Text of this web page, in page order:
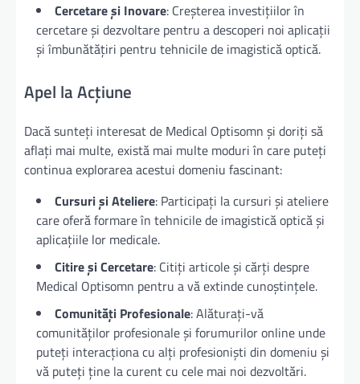
Cercetare și Inovare: Creșterea investițiilor în
cercetare și dezvoltare pentru a descoperi noi aplicații
și îmbunătățiri pentru tehnicile de imagistică optică.
Apel la Acțiune
Dacă sunteți interesat de Medical Optisomn și doriți să
aflați mai multe, există mai multe moduri în care puteți
continua explorarea acestui domeniu fascinant:
Cursuri și Ateliere: Participați la cursuri și ateliere
care oferă formare în tehnicile de imagistică optică și
aplicațiile lor medicale.
Citire și Cercetare: Citiți articole și cărți despre
Medical Optisomn pentru a vă extinde cunoștințele.
Comunități Profesionale: Alăturați-vă
comunităților profesionale și forumurilor online unde
puteți interacționa cu alți profesioniști din domeniu și
vă puteți ține la curent cu cele mai noi dezvoltări.